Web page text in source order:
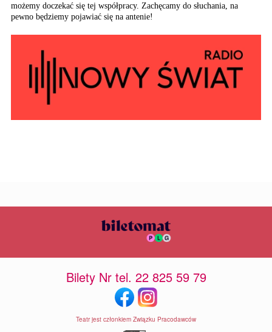
możemy doczekać się tej współpracy. Zachęcamy do słuchania, na
pewno będziemy pojawiać się na antenie!
Bilety Nr tel. 22 825 59 79
Teatr jest członkiem Związku Pracodawców